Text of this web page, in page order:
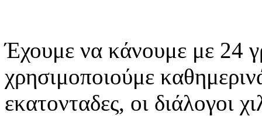
Έχουμε να κάνουμε με 24
χρησιμοποιούμε
εκατονταδες, οι διάλογοι